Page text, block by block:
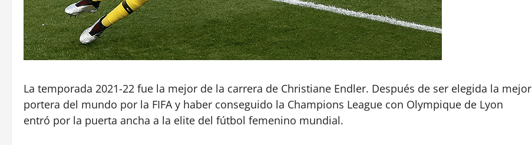
La temporada 2021-22 fue la mejor de la carrera de Christiane Endler. Después de ser elegida la mejor
portera del mundo por la FIFA y haber conseguido la Champions League con Olympique de Lyon
entró por la puerta ancha a la elite del fútbol femenino mundial.